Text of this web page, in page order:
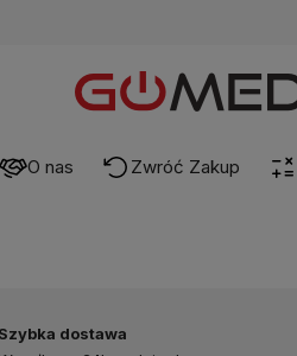
O nas Zwróć Zakup
Szybka dostawa